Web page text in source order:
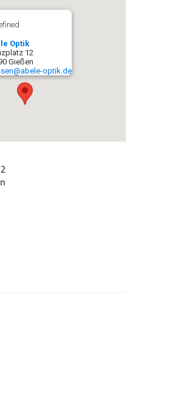
Optik
12
Gießen
optik.de